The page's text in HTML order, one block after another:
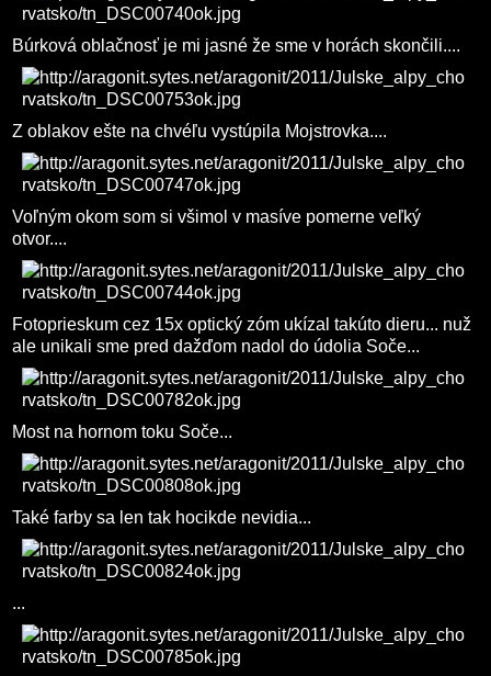
Búrková oblačnosť je mi jasné že sme v horách skončili....
Z oblakov ešte na chvéľu vystúpila Mojstrovka....
Voľným okom som si všimol v masíve pomerne veľký
otvor....
Fotoprieskum cez 15x optický zóm ukízal takúto dieru... nuž
ale unikali sme pred dažďom nadol do údolia Soče...
Most na hornom toku Soče...
Také farby sa len tak hocikde nevidia...
...